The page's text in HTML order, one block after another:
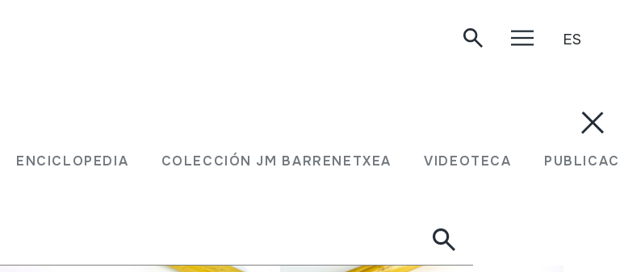
ENCICLOPEDIA COLECCIÓN JM BARRENETXEA VIDEOTECA
ES